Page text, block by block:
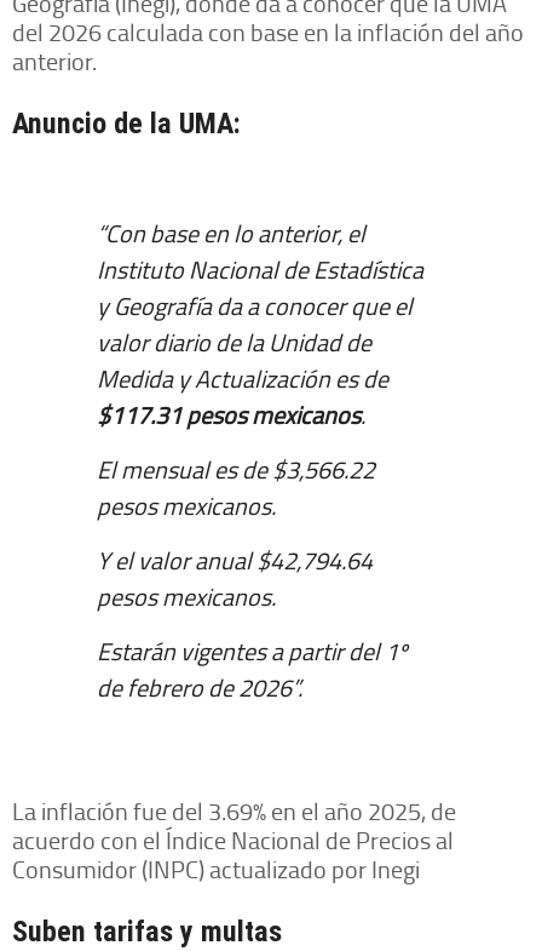
del 2026 calculada con base en la inflación del año
anterior.
Anuncio de la UMA:
“Con base en lo anterior, el
Instituto Nacional de Estadística
y Geografía da a conocer que el
valor diario de la Unidad de
Medida y Actualización es de
$117.31 pesos mexicanos.
El mensual es de $3,566.22
pesos mexicanos.
Y el valor anual $42,794.64
pesos mexicanos.
Estarán vigentes a partir del 1º
de febrero de 2026”.
La inflación fue del 3.69% en el año 2025, de
acuerdo con el Índice Nacional de Precios al
Consumidor (INPC) actualizado por Inegi
Suben tarifas y multas